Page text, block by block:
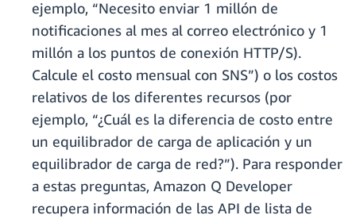
ejemplo, “Necesito enviar 1 millón de
notificaciones al mes al correo electrónico y 1
millón a los puntos de conexión HTTP/S).
Calcule el costo mensual con SNS”) o los costos
relativos de los diferentes recursos (por
ejemplo, “¿Cuál es la diferencia de costo entre
un equilibrador de carga de aplicación y un
equilibrador de carga de red?”). Para responder
a estas preguntas, Amazon Q Developer
recupera información de las API de lista de